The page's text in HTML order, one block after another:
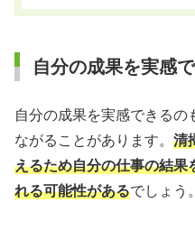
自分の成果を実感
自分の成果を実感できる
ながることがあります。 清
えるため自分の仕事の結果
れる可能性があるでしょう。